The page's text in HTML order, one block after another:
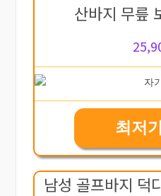
산바지 무릎
최저
남성 골프바지 덕